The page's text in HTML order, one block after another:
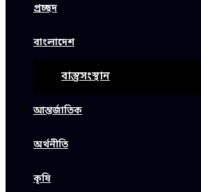
প্রচ্ছদ
বাংলাদেশ
বাস্তুসংস্থান
আন্তর্জাতিক
অর্থনীতি
কৃষি